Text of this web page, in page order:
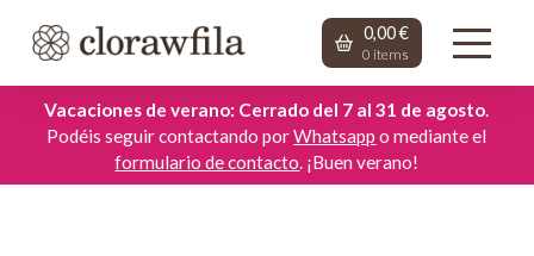
0,00€
0 items
Vacaciones de verano: Cerrado del 7 al 31 de agosto
Podéis seguir contactando porWhatsapp o mediante el
formulario de contacto . ¡Buen verano!